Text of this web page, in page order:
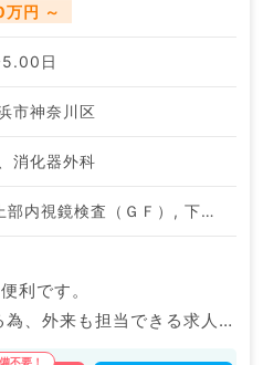
円 ～
日
市神奈川区
消化器外科
一般外来, 上部内視鏡検査（ＧＦ）, 下部内視鏡検査（ＣＦ）, 一般健診・人間ドック
利です。
、外来も担当できる求人で